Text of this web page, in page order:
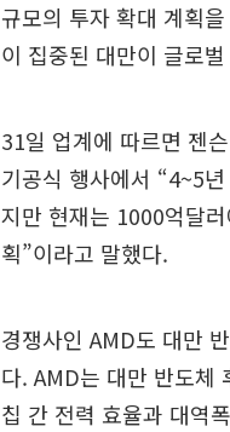
규모의 투자 확대 계획
이 집중된 대만이 글로
31일 업계에 따르면 젠
기공식 행사에서 “4~5
지만 현재는 1000억달
획”이라고 말했다.
경쟁사인 AMD도 대만
다. AMD는 대만 반도체
칩 간 전력 효율과 대역